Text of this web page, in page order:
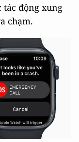
tác động xung
chạm.